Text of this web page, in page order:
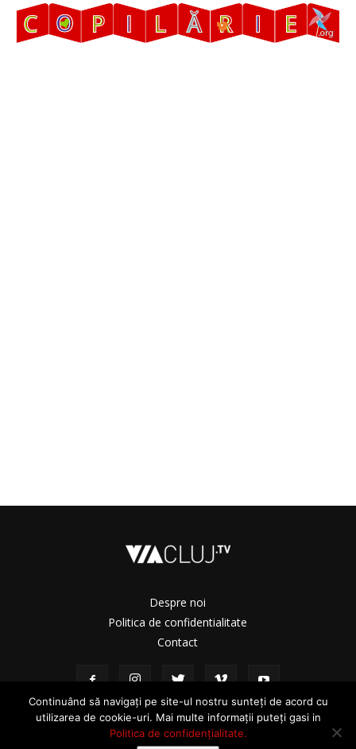
Despre noi
Politica de confidentialitate
Contact
Continuând să navigați pe site-ul nostru sunteți de acord cu
utilizarea de cookie-uri. Mai multe informații puteți gasi in
Politica de confidențialitate.